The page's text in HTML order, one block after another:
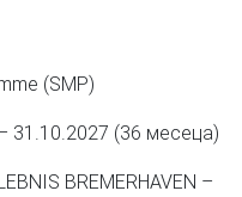
(SMP)
31.10.2027 (36 месеца)
BREMERHAVEN –